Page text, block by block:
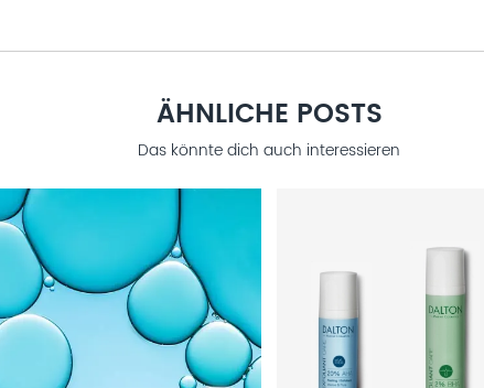
ÄHNLICHE POSTS
Das könnte dich auch interessieren